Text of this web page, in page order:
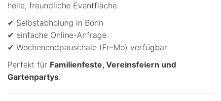
helle, freundliche Eventfläche.
✔ Selbstabholung in Bonn
✔ einfache Online-Anfrage
✔ Wochenendpauschale (Fr–Mo) verfügbar
Perfekt für Familienfeste, Vereinsfeiern und
Gartenpartys.